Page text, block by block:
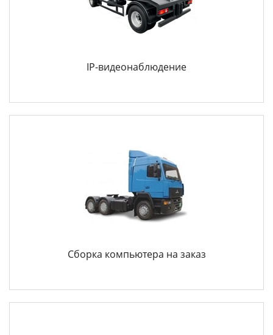
IP-видеонаблюдение
Сборка компьютера на заказ